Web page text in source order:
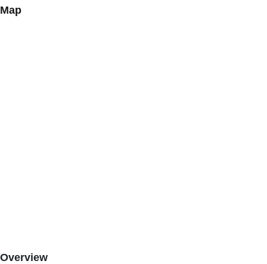
Map
Overview